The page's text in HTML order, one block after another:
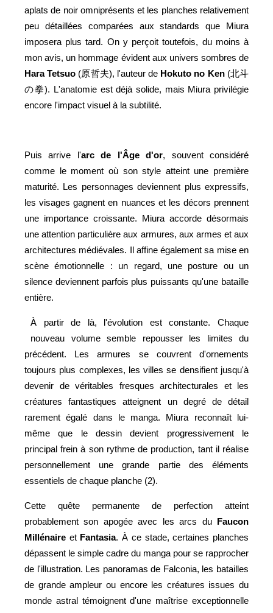
aplats de noir omniprésents et les planches relativement
peu détaillées comparées aux standards que Miura
imposera plus tard. On y perçoit toutefois, du moins à
mon avis, un hommage évident aux univers sombres de
Hara Tetsuo (原哲夫), l'auteur de Hokuto no Ken(北斗
の拳). L'anatomie est déjà solide, mais Miura privilégie
encore l'impact visuel à la subtilité.
Puis arrive l'arc de l'Âge d'or, souvent considéré
comme le moment où son style atteint une première
maturité. Les personnages deviennent plus expressifs,
les visages gagnent en nuances et les décors prennent
une importance croissante. Miura accorde désormais
une attention particulière aux armures, aux armes et aux
architectures médiévales. Il affine également sa mise en
scène émotionnelle : un regard, une posture ou un
silence deviennent parfois plus puissants qu'une bataille
entière.
À partir de là, l'évolution est constante. Chaque
nouveau volume semble repousser les limites du
précédent. Les armures se couvrent d'ornements
toujours plus complexes, les villes se densifient jusqu'à
devenir de véritables fresques architecturales et les
créatures fantastiques atteignent un degré de détail
rarement égalé dans le manga. Miura reconnaît lui-
même que le dessin devient progressivement le
principal frein à son rythme de production, tant il réalise
personnellement une grande partie des éléments
essentiels de chaque planche (2).
Cette quête permanente de perfection atteint
probablement son apogée avec les arcs du Faucon
Millénaire et Fantasia. À ce stade, certaines planches
dépassent le simple cadre du manga pour se rapprocher
de l'illustration. Les panoramas de Falconia, les batailles
de grande ampleur ou encore les créatures issues du
monde astral témoignent d'une maîtrise exceptionnelle